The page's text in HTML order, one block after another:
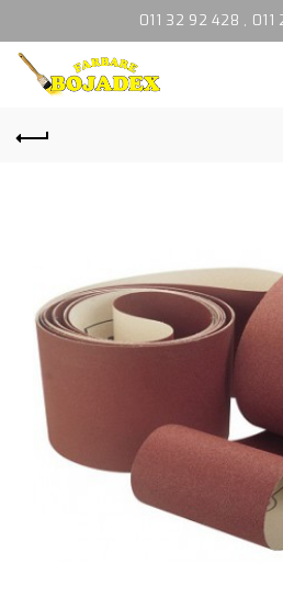
011 32 92 428 , 011